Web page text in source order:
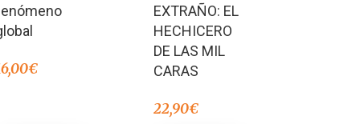
€
EXTRAÑO: EL
HECHICERO
DE LAS MIL
CARAS
22,90€